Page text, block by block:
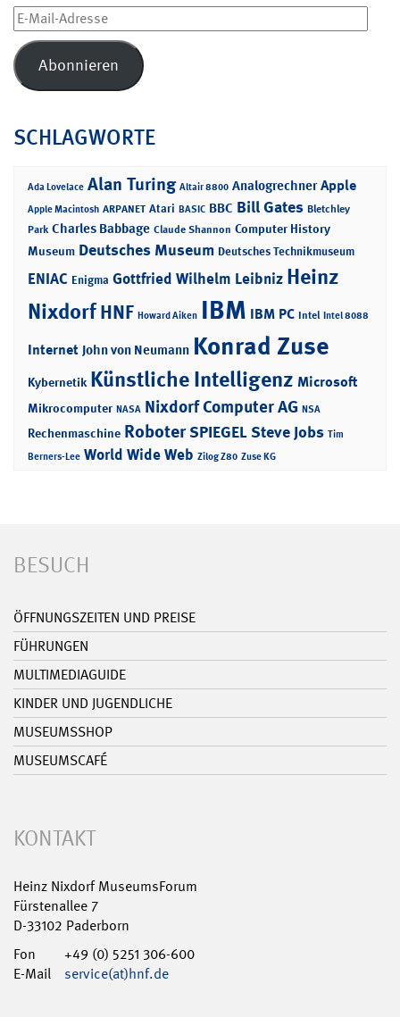
E-
Mail-
Adresse
Abonnieren
SCHLAGWORTE
Ada Lovelace Alan Turing Altair 8800 Analogrechner Apple
Apple Macintosh ARPANET Atari BASIC BBC Bill Gates Bletchley
Park Charles Babbage Claude Shannon Computer History
Museum Deutsches Museum Deutsches Technikmuseum
ENIAC Enigma Gottfried Wilhelm Leibniz Heinz
NixdorfHNF Howard Aiken IBM IBM PC Intel Intel 8088
Internet John von Neumann Konrad Zuse
Kybernetik Künstliche Intelligenz Microsoft
Mikrocomputer NASA Nixdorf Computer AG NSA
Rechenmaschine RoboterSPIEGELSteve Jobs Tim
Berners-Lee World Wide Web Zilog Z80 Zuse KG
BESUCH
ÖFFNUNGSZEITEN UND PREISE
FÜHRUNGEN
MULTIMEDIAGUIDE
KINDER UND JUGENDLICHE
MUSEUMSSHOP
MUSEUMSCAFÉ
KONTAKT
Heinz Nixdorf MuseumsForum
Fürstenallee 7
D-33102 Paderborn
Fon
+49 (0) 5251 306-600
E-Mail
service(at)hnf.de